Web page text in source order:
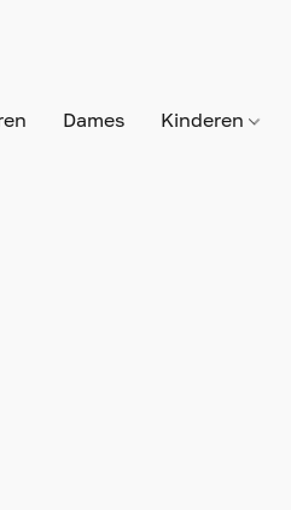
Dames Kinderen